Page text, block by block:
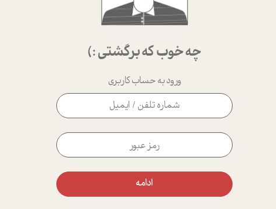
چه خوب که برگشتی :)
ورود به حساب کاربری
ادامه